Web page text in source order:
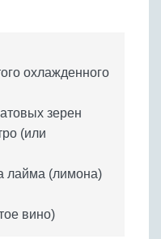
охлажденного
зерен
(или
лайма (лимона)
вино)